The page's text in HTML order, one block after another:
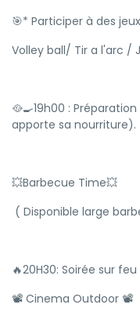
🎯* Participer à des
Volley ball/ Tir a l'arc /
🥘🍳19h00 :
apporte sa nourriture).
💥Barbecue Time💥
( Disponible large
🔥20H30: Soirée sur
📽️ Cinema Outdoor 📽️